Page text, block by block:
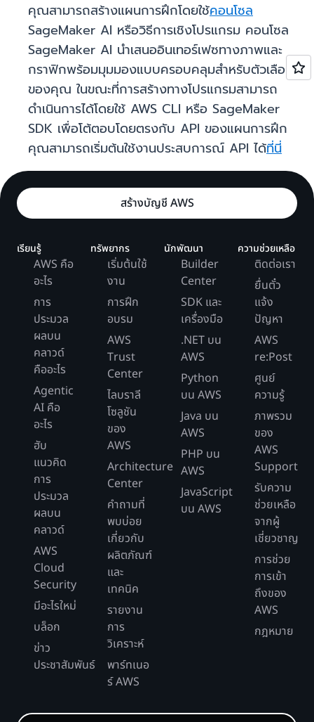
คุณสามารถสร้างแผนการฝึกโดยใช้คอนโซล
SageMaker AI หรือวิธีการเชิงโปรแกรม คอนโซล
SageMaker AI นำเสนออินเทอร์เฟซทางภาพและ
กราฟิกพร้อมมุมมองแบบครอบคลุมสำหรับตัวเลือก
ของคุณ ในขณะที่การสร้างทางโปรแกรมสามารถ
ดำเนินการได้โดยใช้ AWS CLI หรือ SageMaker
SDK เพื่อโต้ตอบโดยตรงกับ API ของแผนการฝึก
คุณสามารถเริ่มต้นใช้งานประสบการณ์ API ได้ที่นี่
สร้างบัญชี AWS
เรียนรู้
AWS คือ
อะไร
การ
ประมวล
ผลบน
คลาวด์
คืออะไร
Agentic
AI คือ
อะไร
ฮับ
แนวคิด
การ
ประมวล
ผลบน
คลาวด์
AWS
Cloud
Security
มีอะไรใหม่
บล็อก
ข่าว
ประชาสัมพันธ์
ทรัพยากร
เริ่มต้นใช้
งาน
การฝึก
อบรม
AWS
Trust
Center
ไลบราลี
โซลูชัน
ของ
AWS
Architecture
Center
คำถามที่
พบบ่อย
เกี่ยวกับ
ผลิตภัณฑ์
และ
เทคนิค
รายงาน
การ
วิเคราะห์
พาร์ทเนอ
ร์ AWS
นักพัฒนา
Builder
Center
SDK และ
เครื่องมือ
.NET บน
AWS
Python
บน AWS
Java บน
AWS
PHP บน
AWS
JavaScript
บน AWS
ความช่วยเหลือ
ติดต่อเรา
ยื่นตั๋ว
แจ้ง
ปัญหา
AWS
re:Post
ศูนย์
ความรู้
ภาพรวม
ของ
AWS
Support
รับความ
ช่วยเหลือ
จากผู้
เชี่ยวชาญ
การช่วย
การเข้า
ถึงของ
AWS
กฎหมาย